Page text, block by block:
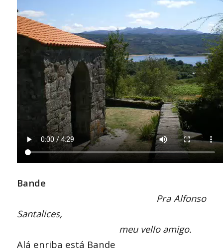
Bande
Pra Alfonso
Santalices,
meu vello amigo.
Alá enriba está Bande